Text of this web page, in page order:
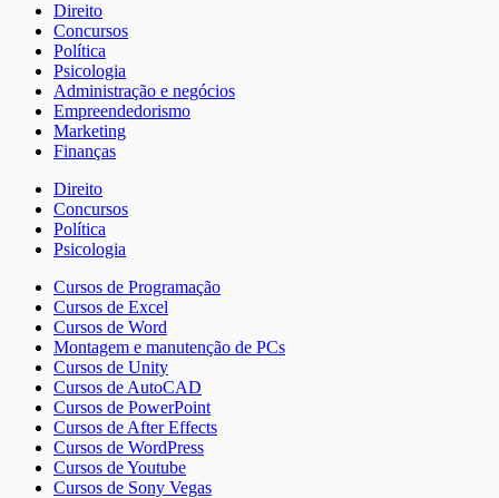
Direito
Concursos
Política
Psicologia
Administração e negócios
Empreendedorismo
Marketing
Finanças
Direito
Concursos
Política
Psicologia
Cursos de Programação
Cursos de Excel
Cursos de Word
Montagem e manutenção de PCs
Cursos de Unity
Cursos de AutoCAD
Cursos de PowerPoint
Cursos de After Effects
Cursos de WordPress
Cursos de Youtube
Cursos de Sony Vegas